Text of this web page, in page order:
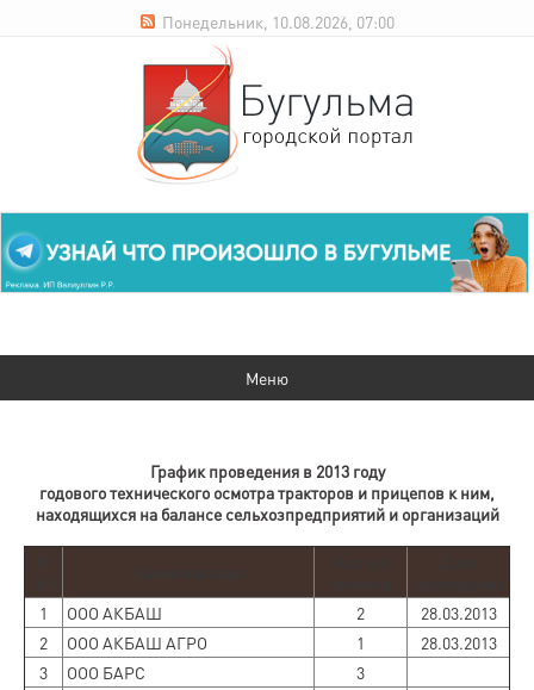
Понедельник, 10.08.2026, 07:00
График проведения в 2013 году
годового технического осмотра тракторов и прицепов к ним,
находящихся на балансе сельхозпредприятий и организаций
1
ООО АКБАШ 2
28.03.2013
2
ООО АКБАШ АГРО 1
28.03.2013
3
ООО БАРС
3